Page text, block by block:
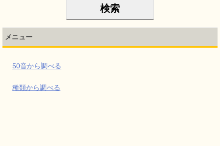
メニュー
50音から調べる
種類から調べる